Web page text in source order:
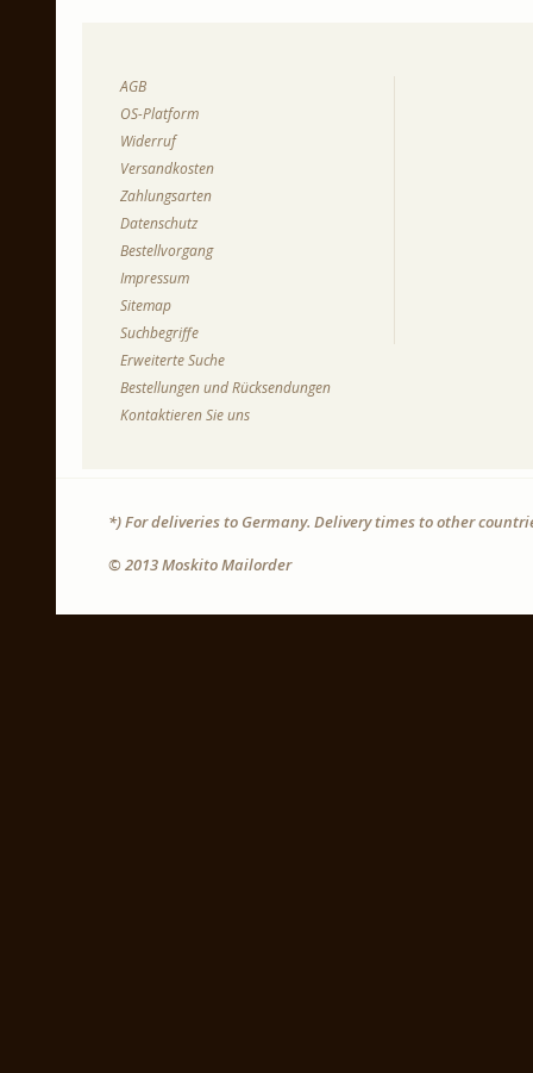
AGB
OS-Platform
Widerruf
Versandkosten
Zahlungsarten
Datenschutz
Bestellvorgang
Impressum
Sitemap
Suchbegriffe
Erweiterte Suche
Bestellungen und Rücksendungen
Kontaktieren Sie uns
*) For deliveries to Germany. Delivery times to other
© 2013 Moskito Mailorder